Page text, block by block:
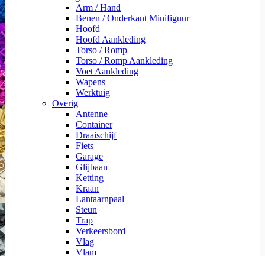
Arm / Hand
Benen / Onderkant Minifiguur
Hoofd
Hoofd Aankleding
Torso / Romp
Torso / Romp Aankleding
Voet Aankleding
Wapens
Werktuig
Overig
Antenne
Container
Draaischijf
Fiets
Garage
Glijbaan
Ketting
Kraan
Lantaarnpaal
Steun
Trap
Verkeersbord
Vlag
Vlam